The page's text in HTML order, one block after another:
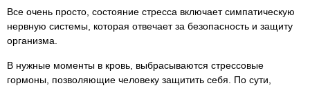
Все очень просто, состояние стресса включает симпатическую
нервную системы, которая отвечает за безопасность и защиту
организма.
В нужные моменты в кровь, выбрасываются стрессовые
гормоны, позволяющие человеку защитить себя. По сути,